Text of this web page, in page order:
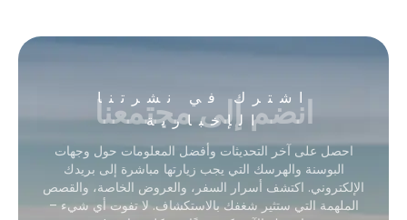
اشترك في نشرتنا
الإخبارية
انضم إلى مجتمعنا
احصل على آخر التحديثات وأفضل المعلومات حول وجهات
البوسنة والهرسك التي يجب زيارتها مباشرة إلى بريدك
الإلكتروني. اكتشف أسرار السفر، والعروض الخاصة، والقصص
الملهمة التي ستثير شغفك بالاستكشاف. لا تفوت أي شيء –